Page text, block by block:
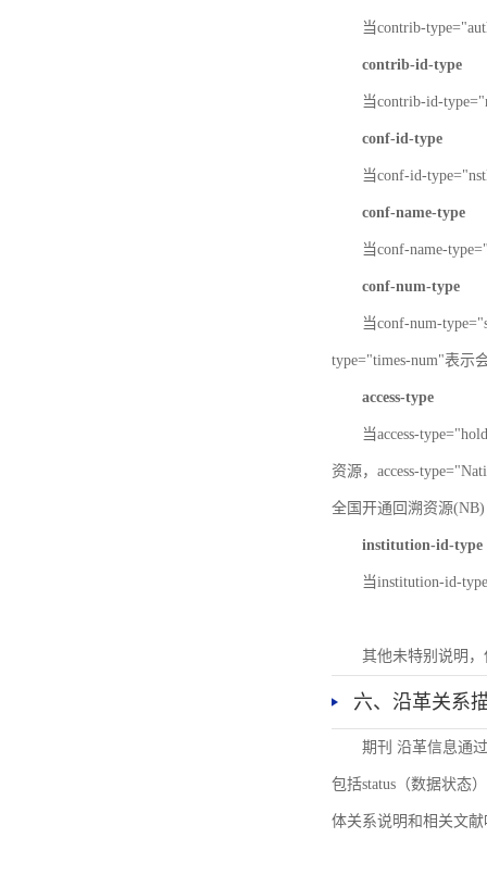
当contrib-
contrib-id-type
当contrib-id-
conf-id-type
当conf-id-
conf-name-type
当conf-name-
conf-num-type
当conf-num-
type="times-num"表示
access-type
当access-
资源，access-
全国开通回溯资源(NB)
institution-id-type
当institution-id-
其他未特别说明
六、沿革关系
期刊 沿革信息通
包括status（数据状态
体关系说明和相关文